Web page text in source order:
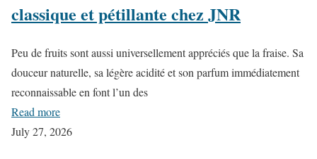
classique et pétillante chez JNR
Peu de fruits sont aussi universellement appréciés que la fraise. Sa
douceur naturelle, sa légère acidité et son parfum immédiatement
reconnaissable en font l’un des
Read more
July 27, 2026